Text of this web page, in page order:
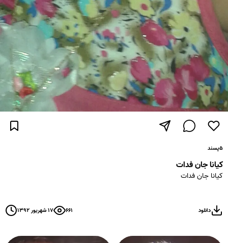
۵پسند
کیانا جان فدات
کیانا جان فدات
دانلود ۶۶۱ ۱۷ شهریور ۱۳۹۲